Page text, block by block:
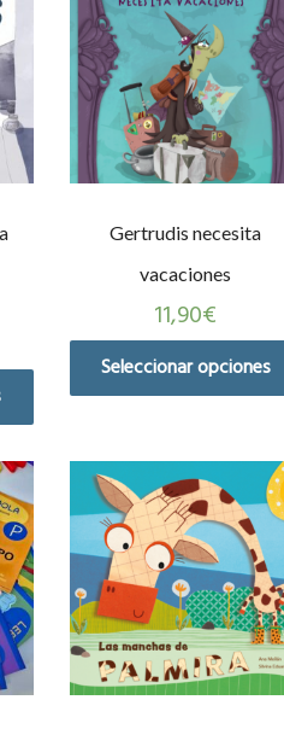
Gertrudis necesita
vacaciones
11,90€
Seleccionar opciones